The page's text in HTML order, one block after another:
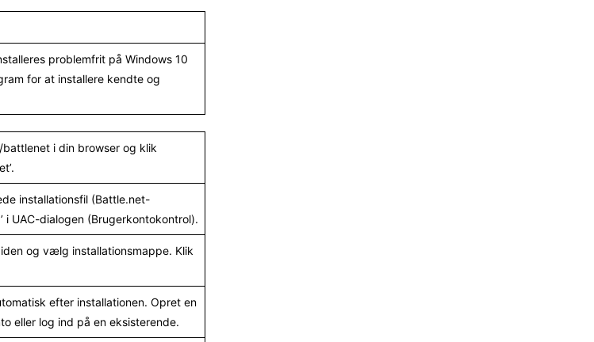
problemfrit på Windows 10
for at installere kendte og
i din browser og klik
installationsfil (Battle.net-
i UAC-dialogen (Brugerkontokontrol).
og vælg installationsmappe. Klik
efter installationen. Opret en
eller log ind på en eksisterende.